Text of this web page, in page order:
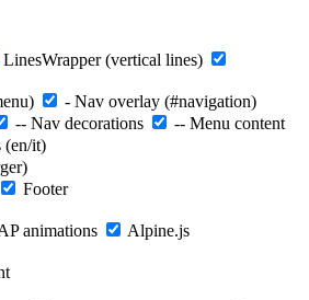
LinesWrapper (vertical lines)
- Nav overlay (#navigation)
-- Nav decorations
-- Menu content
(en/it)
Footer
animations
Alpine.js